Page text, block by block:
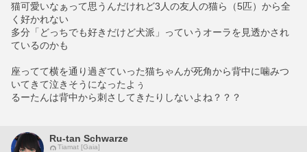
猫可愛いなぁって思うんだけれど3人の友人の猫ら（5匹）から全
く好かれない
多分「どっちでも好きだけど犬派」っていうオーラを見透かされ
ているのかも
座ってて横を通り過ぎていった猫ちゃんが死角から背中に噛みつ
いてきて泣きそうになったよぅ
るーたんは背中から刺さしてきたりしないよね？？？
Ru-tan Schwarze
Tiamat [Gaia]